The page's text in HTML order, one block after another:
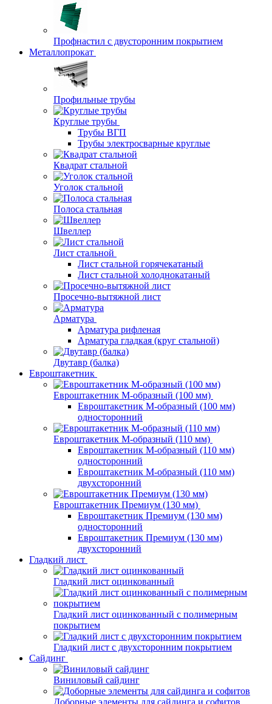
Профнастил с двусторонним покрытием
Металлопрокат
Профильные трубы
Круглые трубы
Трубы ВГП
Трубы электросварные круглые
Квадрат стальной
Уголок стальной
Полоса стальная
Швеллер
Лист стальной
Лист стальной горячекатаный
Лист стальной холоднокатаный
Просечно-вытяжной лист
Арматура
Арматура рифленая
Арматура гладкая (круг стальной)
Двутавр (балка)
Евроштакетник
Евроштакетник М-образный (100 мм)
Евроштакетник М-образный (100 мм)
односторонний
Евроштакетник М-образный (110 мм)
Евроштакетник М-образный (110 мм)
односторонний
Евроштакетник М-образный (110 мм)
двухсторонний
Евроштакетник Премиум (130 мм)
Евроштакетник Премиум (130 мм)
односторонний
Евроштакетник Премиум (130 мм)
двухсторонний
Гладкий лист
Гладкий лист оцинкованный
Гладкий лист оцинкованный с полимерным
покрытием
Гладкий лист с двухсторонним покрытием
Сайдинг
Виниловый сайдинг